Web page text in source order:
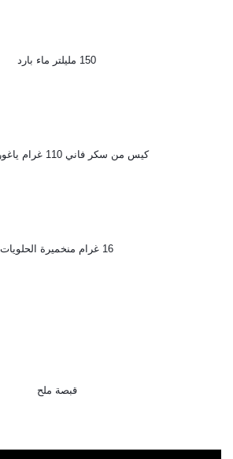
150 مليلتر ماء بارد
كيس من سكر فاني 110 غرام ياغورت فاني
16 غرام منخميرة الحلويات
قبصة ملح